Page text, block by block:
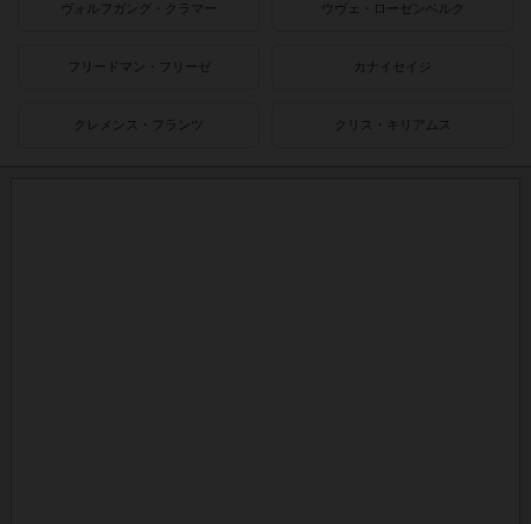
ヴォルフガング・クラマー ウヴェ・ローゼンベルク
フリードマン・フリーゼ カナイセイジ
クレメンス・フランツ クリス・キリアムス